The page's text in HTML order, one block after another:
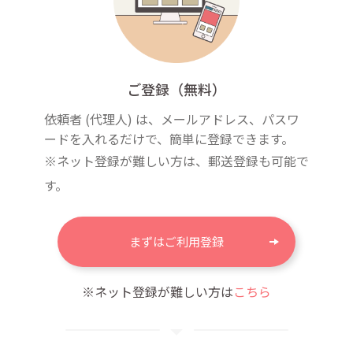
ご登録（無料）
依頼者 (代理人) は、メールアドレス、パスワ
ードを入れるだけで、簡単に登録できます。
※ネット登録が難しい方は、郵送登録も可能で
す。
まずはご利用登録
※ネット登録が難しい方はこちら